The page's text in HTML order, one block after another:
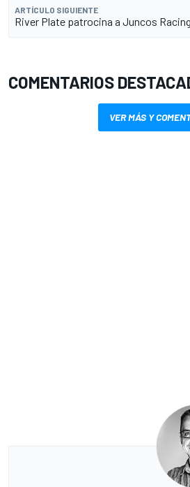
ARTÍCULO SIGUIENTE
River Plate patrocina a Juncos
COMENTARIOS
VER MÁS Y